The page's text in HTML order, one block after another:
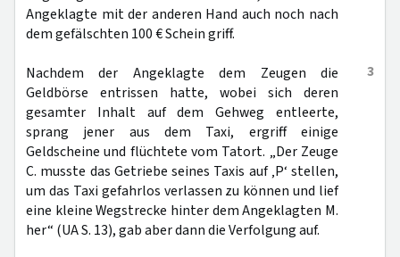
Angeklagte mit der anderen Hand auch noch nach
dem gefälschten 100 € Schein griff.
3
Nachdem der Angeklagte dem Zeugen die
Geldbörse entrissen hatte, wobei sich deren
gesamter Inhalt auf dem Gehweg entleerte,
sprang jener aus dem Taxi, ergriff einige
Geldscheine und flüchtete vom Tatort. „Der Zeuge
C. musste das Getriebe seines Taxis auf ‚P‘ stellen,
um das Taxi gefahrlos verlassen zu können und lief
eine kleine Wegstrecke hinter dem Angeklagten M.
her“ (UA S. 13), gab aber dann die Verfolgung auf.